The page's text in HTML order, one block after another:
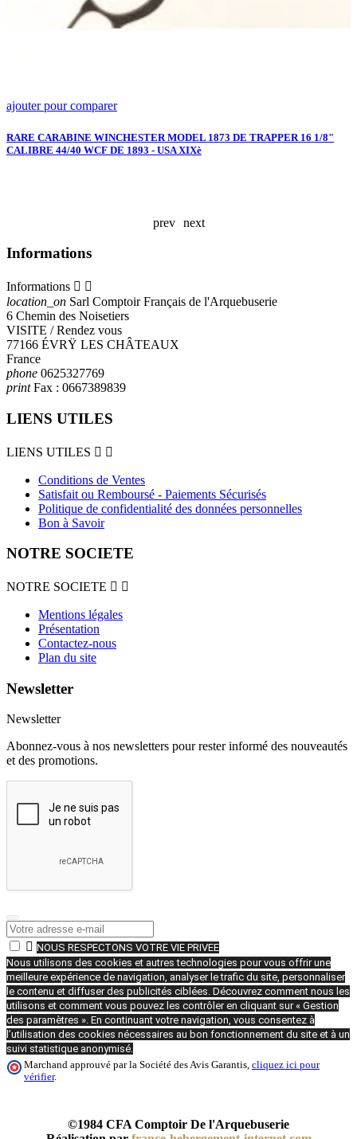
ajouter pour comparer
RARE CARABINE WINCHESTER MODEL 1873 DE TRAPPER 16 1/8"
CALIBRE 44/40 WCF DE 1893 - USA XIXè
prev next
Informations
Informations  
location_on Sarl Comptoir Français de l'Arquebuserie
6 Chemin des Noisetiers
VISITE / Rendez vous
77166 ÉVRŸ LES CHÂTEAUX
France
phone 0625327769
printFax : 0667389839
LIENS UTILES
LIENS UTILES  
Conditions de Ventes
Satisfait ou Remboursé - Paiements Sécurisés
Politique de confidentialité des données personnelles
Bon à Savoir
NOTRE SOCIETE
NOTRE SOCIETE  
Mentions légales
Présentation
Contactez-nous
Plan du site
Newsletter
Newsletter
Abonnez-vous à nos newsletters pour rester informé des nouveautés
et des promotions.
 NOUS RESPECTONS VOTRE VIE PRIVEE
Nous utilisons des cookies et autres technologies pour vous offrir une
meilleure expérience de navigation, analyser le trafic du site, personnaliser
le contenu et diffuser des publicités ciblées. Découvrez comment nous les
utilisons et comment vous pouvez les contrôler en cliquant sur « Gestion
des paramètres ». En continuant votre navigation, vous consentez à
l’utilisation des cookies nécessaires au bon fonctionnement du site et à un
suivi statistique anonymisé.
Marchand approuvé par la Société des Avis Garantis, cliquez ici pour
vérifier.
©1984 CFA Comptoir De l'Arquebuserie